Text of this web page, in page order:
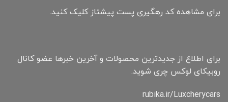
برای مشاهده کد رهگیری پست پیشتاز کلیک کنید.
برای اطلاع از جدیدترین محصولات و آخرین خبرها عضو کانال
روبیکای لوکس چری شوید.
rubika.ir/Luxcherycars